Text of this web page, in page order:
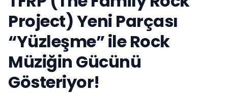
Project) Yeni Parçası
“Yüzleşme” ile Rock
Müziğin Gücünü
Gösteriyor!